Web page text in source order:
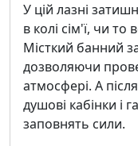
У цій лазні
в колі сім'ї, чи то
Місткий банний
дозволяючи
атмосфері. А
душові кабінки і
заповнять сили.